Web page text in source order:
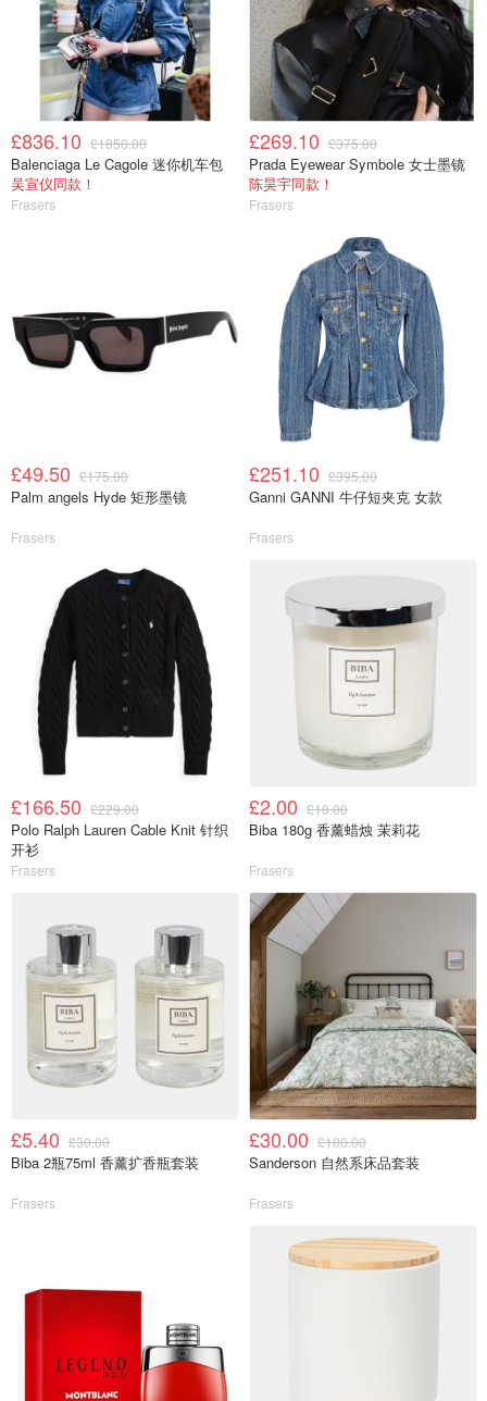
£836.10 £1850.00
Balenciaga Le Cagole 迷你机车包
吴宣仪同款！
Frasers
£269.10 £375.00
Prada Eyewear Symbole 女士墨镜
陈昊宇同款！
Frasers
£49.50 £175.00
Palm angels Hyde 矩形墨镜
Frasers
£251.10 £395.00
Ganni GANNI 牛仔短夹克 女款
Frasers
£166.50 £229.00
Polo Ralph Lauren Cable Knit 针织
开衫
Frasers
£2.00 £10.00
Biba 180g 香薰蜡烛 茉莉花
Frasers
£5.40 £30.00
Biba 2瓶75ml 香薰扩香瓶套装
Frasers
£30.00 £100.00
Sanderson 自然系床品套装
Frasers